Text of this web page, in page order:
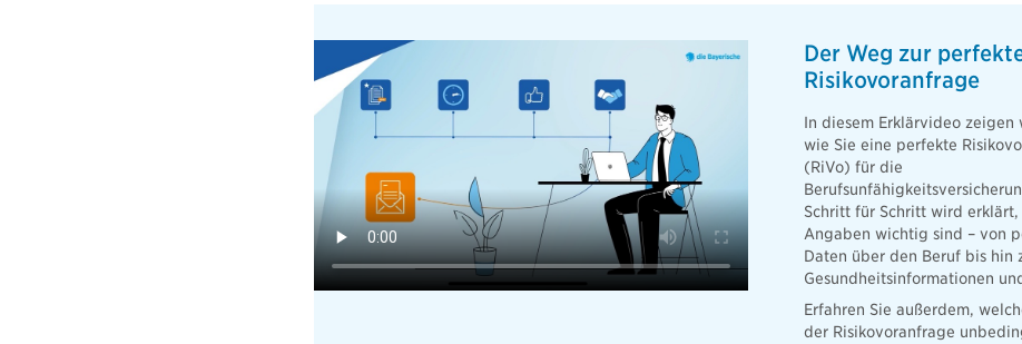
Der Weg zur
Risikovoranfrage
In diesem Erklärvideo zeigen
wie Sie eine perfekte
(RiVo) für die
Schritt für Schritt wird erklärt,
Angaben wichtig sind – von
Daten über den Beruf bis hin
Gesundheitsinformationen
Erfahren Sie außerdem,
der Risikovoranfrage